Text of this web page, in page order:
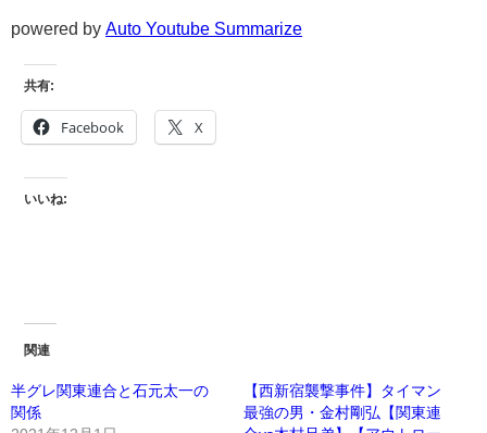
powered by Auto Youtube Summarize
共有:
Facebook X
いいね:
関連
半グレ関東連合と石元太一の
関係
【西新宿襲撃事件】タイマン
最強の男・金村剛弘【関東連